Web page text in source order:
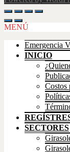
MENÚ
Emergencia
INICIO
Costos
SECTORES